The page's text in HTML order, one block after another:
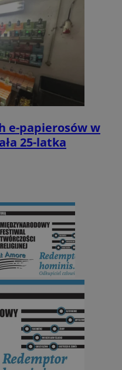
e-papierosów w
25-latka